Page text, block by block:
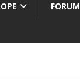
FORUM